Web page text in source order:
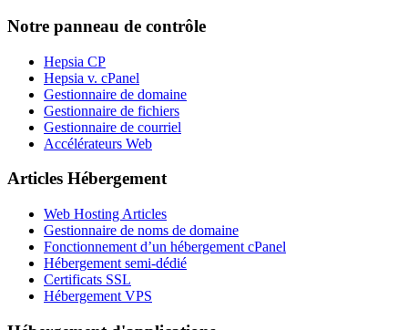
Notre panneau de contrôle
Hepsia CP
Hepsia v. cPanel
Gestionnaire de domaine
Gestionnaire de fichiers
Gestionnaire de courriel
Accélérateurs Web
Articles Hébergement
Web Hosting Articles
Gestionnaire de noms de domaine
Fonctionnement d’un hébergement cPanel
Hébergement semi-dédié
Certificats SSL
Hébergement VPS